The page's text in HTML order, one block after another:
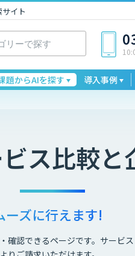
イト
題からAIを探す 導入事例
ス比較と
ーズに行えます!
確認できるページです。サービス